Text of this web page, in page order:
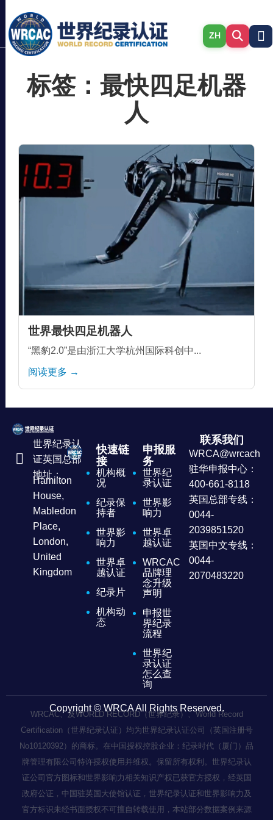
ZH
标签：最快四足机器
人
世界最快四足机器人
“黑豹2.0”是由浙江大学杭州国际科创中...
阅读更多 →
世界纪录认
证英国总部
地址：
Hamilton
House,
Mabledon
Place,
London,
United
Kingdom
快速链
接
机构概
况
纪录保
持者
世界影
响力
世界卓
越认证
纪录片
机构动
态
申报服
务
世界纪
录认证
世界影
响力
世界卓
越认证
WRCAC
品牌理
念升级
声明
申报世
界纪录
流程
世界纪
录认证
怎么查
询
联系我们
驻华申报中心：
400-661-8118
英国总部专线：
0044-
2039851520
英国中文专线：
0044-
2070483220
Copyright © WRCA All Rights Reserved.
WRCAC、及WORLD RECORD（世界纪录）、World Record
Certification（世界纪录认证）均为世界纪录认证公司（英国注册号
No10120392）的商标。在中国授权控股企业：纪录时代（厦门）品
牌管理有限公司特许授权使用并维权。保留所有权利。世界纪录认
证公司官方图标和世界影响力相关知识产权已获官方授权，经英国
政府公证，中国驻英国大使馆认证，世界纪录认证和世界影响力及
官方标识未经书面授权不可擅自转载使用，本站部分数据案例来源